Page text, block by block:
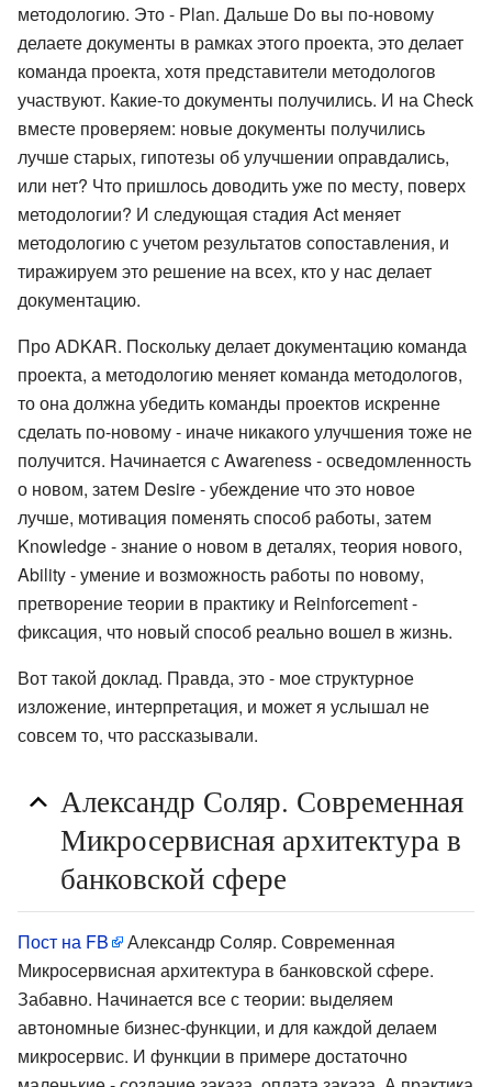
методологию. Это - Plan. Дальше Do вы по-новому
делаете документы в рамках этого проекта, это делает
команда проекта, хотя представители методологов
участвуют. Какие-то документы получились. И на Check
вместе проверяем: новые документы получились
лучше старых, гипотезы об улучшении оправдались,
или нет? Что пришлось доводить уже по месту, поверх
методологии? И следующая стадия Act меняет
методологию с учетом результатов сопоставления, и
тиражируем это решение на всех, кто у нас делает
документацию.
Про ADKAR. Поскольку делает документацию команда
проекта, а методологию меняет команда методологов,
то она должна убедить команды проектов искренне
сделать по-новому - иначе никакого улучшения тоже не
получится. Начинается с Awareness - осведомленность
о новом, затем Desire - убеждение что это новое
лучше, мотивация поменять способ работы, затем
Knowledge - знание о новом в деталях, теория нового,
Ability - умение и возможность работы по новому,
претворение теории в практику и Reinforcement -
фиксация, что новый способ реально вошел в жизнь.
Вот такой доклад. Правда, это - мое структурное
изложение, интерпретация, и может я услышал не
совсем то, что рассказывали.
Александр Соляр. Современная
Микросервисная архитектура в
банковской сфере
Пост на FB
Александр Соляр. Современная
Микросервисная архитектура в банковской сфере.
Забавно. Начинается все с теории: выделяем
автономные бизнес-функции, и для каждой делаем
микросервис. И функции в примере достаточно